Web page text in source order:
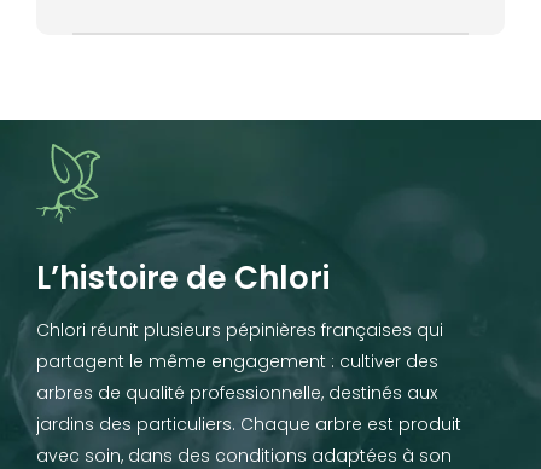
L’histoire de Chlori
Chlori réunit plusieurs pépinières françaises qui
partagent le même engagement : cultiver des
arbres de qualité professionnelle, destinés aux
jardins des particuliers. Chaque arbre est produit
avec soin, dans des conditions adaptées à son